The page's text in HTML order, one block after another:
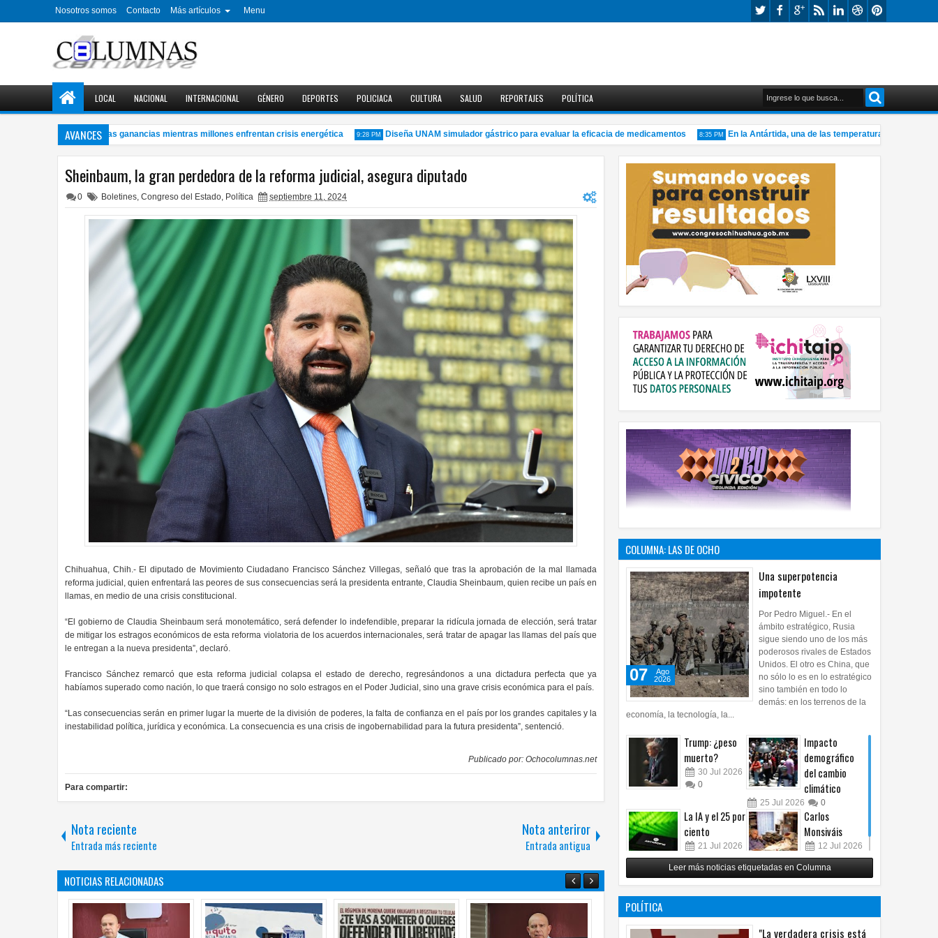
Nosotros somos Contacto Más artículos Menu
LOCAL NACIONAL INTERNACIONAL GÉNERO DEPORTES POLICIACA CULTURA SALUD REPORTAJES POLÍTICA
AVANCES
con millonarias ganancias mientras millones enfrentan crisis energética 9:28 PM Diseña UNAM simulador gástrico para evaluar la eficacia de medicamentos 8:35 PM En la Antártida, una de las temperaturas más bajas del
Sheinbaum, la gran perdedora de la reforma judicial, asegura diputado
0 Boletines, Congreso del Estado, Política septiembre 11, 2024
Chihuahua, Chih.- El diputado de Movimiento Ciudadano Francisco Sánchez Villegas, señaló que tras la aprobación de la mal llamada
reforma judicial, quien enfrentará las peores de sus consecuencias será la presidenta entrante, Claudia Sheinbaum, quien recibe un país en
llamas, en medio de una crisis constitucional.
“El gobierno de Claudia Sheinbaum será monotemático, será defender lo indefendible, preparar la ridícula jornada de elección, será tratar
de mitigar los estragos económicos de esta reforma violatoria de los acuerdos internacionales, será tratar de apagar las llamas del país que
le entregan a la nueva presidenta”, declaró.
Francisco Sánchez remarcó que esta reforma judicial colapsa el estado de derecho, regresándonos a una dictadura perfecta que ya
habíamos superado como nación, lo que traerá consigo no solo estragos en el Poder Judicial, sino una grave crisis económica para el país.
“Las consecuencias serán en primer lugar la muerte de la división de poderes, la falta de confianza en el país por los grandes capitales y la
inestabilidad política, jurídica y económica. La consecuencia es una crisis de ingobernabilidad para la futura presidenta”, sentenció.
Publicado por: Ochocolumnas.net
Para compartir:
Nota reciente
Entrada más reciente
Nota anteriror
Entrada antigua
NOTICIAS RELACIONADAS
COLUMNA: LAS DE OCHO
Una superpotencia
impotente
07
Ago
2026
Por Pedro Miguel.- En el
ámbito estratégico, Rusia
sigue siendo uno de los más
poderosos rivales de Estados
Unidos. El otro es China, que
no sólo lo es en lo estratégico
sino también en todo lo
demás: en los terrenos de la
economía, la tecnología, la...
Trump: ¿peso
muerto?
30 Jul 2026
0
Impacto
demográfico
del cambio
climático
25 Jul 2026 0
La IA y el 25 por
ciento
21 Jul 2026
0
Carlos
Monsiváis
12 Jul 2026
0
Leer más noticias etiquetadas en Columna
POLÍTICA
"La verdadera crisis está